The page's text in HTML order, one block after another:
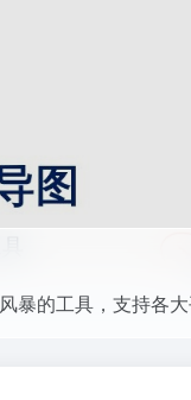
暴的工具，支持各